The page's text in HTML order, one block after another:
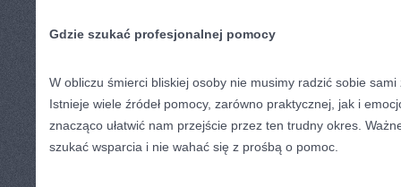
Gdzie szukać profesjonalnej pomocy
W obliczu śmierci bliskiej osoby nie musimy radzić sobie
Istnieje wiele źródeł pomocy, zarówno praktycznej, jak i
znacząco ułatwić nam przejście przez ten trudny okres.
szukać wsparcia i nie wahać się z prośbą o pomoc.